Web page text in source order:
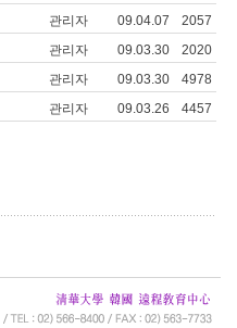
관리자 09.04.07
2057
관리자 09.03.30
2020
관리자 09.03.30
4978
관리자 09.03.26 4457